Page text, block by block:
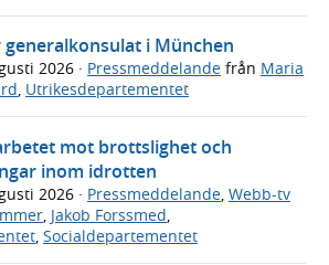
i München
2026 · Pressmeddelande från Maria
, Utrikesdepartementet
mot brottslighet och
inom idrotten
2026 · Pressmeddelande Webb-tv
Jakob Forssmed
Socialdepartementet